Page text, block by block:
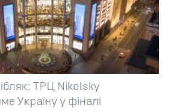
ТРЦ Nikolsky
Україну у фіналі